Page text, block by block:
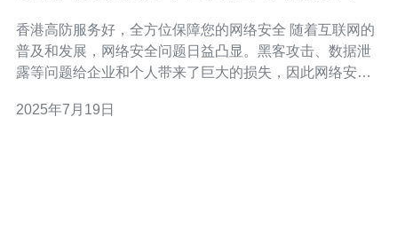
香港高防服务好，全方位保障您的网络安全 随着互联网的
普及和发展，网络安全问题日益凸显。黑客攻击、数据泄
露等问题给企业和个人带来了巨大的损失，因此网络安全
心，拥有发达的网络基础设施和先进的网络安全技术。香
2025年7月19日